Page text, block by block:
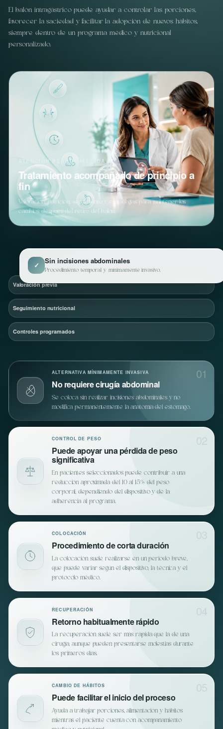
El balón intragástrico puede ayudar a controlar las porciones,
favorecer la saciedad y facilitar la adopción de nuevos hábitos,
siempre dentro de un programa médico y nutricional
personalizado.
ATENCIÓN PERSONALIZADA
Tratamiento acompañado de principio a
fin
Valoración, nutrición, seguimiento y estrategias para mantener los
cambios después del retiro del balón.
✓ Sin incisiones abdominales
Procedimiento temporal y mínimamente invasivo.
Valoración previa
Seguimiento nutricional
Controles programados
01
ALTERNATIVA MÍNIMAMENTE INVASIVA
No requiere cirugía abdominal
Se coloca sin realizar incisiones abdominales y no
modifica permanentemente la anatomía del estómago.
02
CONTROL DE PESO
Puede apoyar una pérdida de peso
significativa
En pacientes seleccionados puede contribuir a una
reducción aproximada del 10 al 15% del peso
corporal, dependiendo del dispositivo y de la
adherencia al programa.
03
COLOCACIÓN
Procedimiento de corta duración
La colocación suele realizarse en un periodo breve,
que puede variar según el dispositivo, la técnica y el
protocolo médico.
04
RECUPERACIÓN
Retorno habitualmente rápido
La recuperación suele ser más rápida que la de una
cirugía, aunque pueden presentarse molestias durante
los primeros días.
05
CAMBIO DE HÁBITOS
Puede facilitar el inicio del proceso
Ayuda a trabajar porciones, alimentación y hábitos
mientras el paciente cuenta con acompañamiento